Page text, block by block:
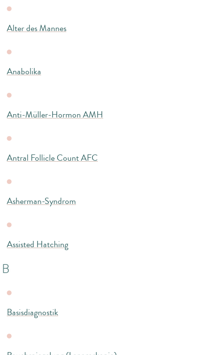
Alter des Mannes
Anabolika
Anti-Müller-Hormon AMH
Antral Follicle Count AFC
Asherman-Syndrom
Assisted Hatching
B
Basisdiagnostik